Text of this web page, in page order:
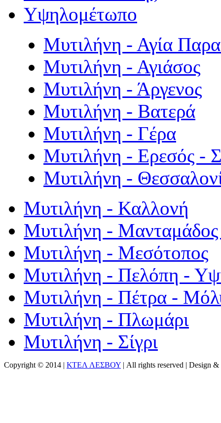
Υψηλομέτωπο
Μυτιλήνη - Αγία
Μυτιλήνη - Αγιάσος
Μυτιλήνη - Άργενος
Μυτιλήνη - Βατερά
Μυτιλήνη - Γέρα
Μυτιλήνη - Ερεσός -
Μυτιλήνη -
Μυτιλήνη - Καλλονή
Μυτιλήνη - Μανταμάδος
Μυτιλήνη - Μεσότοπος
Μυτιλήνη - Πελόπη -
Μυτιλήνη - Πέτρα -
Μυτιλήνη - Πλωμάρι
Μυτιλήνη - Σίγρι
Copyright © 2014 | ΚΤΕΛ ΛΕΣΒΟΥ | All rights reserved | Design &